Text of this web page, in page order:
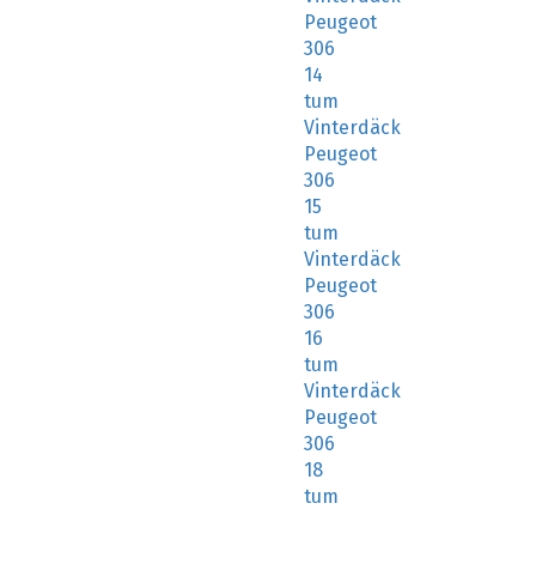
Peugeot
306
14
tum
Vinterdäck
Peugeot
306
15
tum
Vinterdäck
Peugeot
306
16
tum
Vinterdäck
Peugeot
306
18
tum